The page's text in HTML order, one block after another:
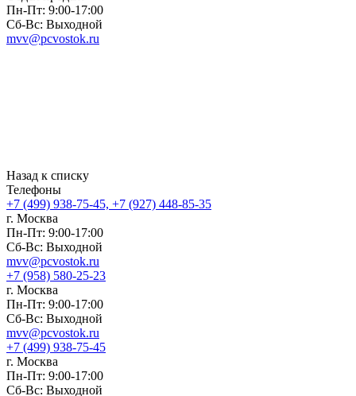
Пн-Пт: 9:00-17:00
Сб-Вс: Выходной
mvv@pcvostok.ru
Назад к списку
Телефоны
+7 (499) 938-75-45, +7 (927) 448-85-35
г. Москва
Пн-Пт: 9:00-17:00
Сб-Вс: Выходной
mvv@pcvostok.ru
+7 (958) 580-25-23
г. Москва
Пн-Пт: 9:00-17:00
Сб-Вс: Выходной
mvv@pcvostok.ru
+7 (499) 938-75-45
г. Москва
Пн-Пт: 9:00-17:00
Сб-Вс: Выходной